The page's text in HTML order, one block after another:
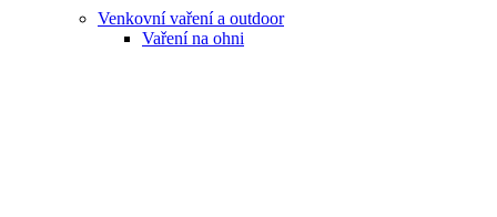
Venkovní vaření a outdoor
Vaření na ohni